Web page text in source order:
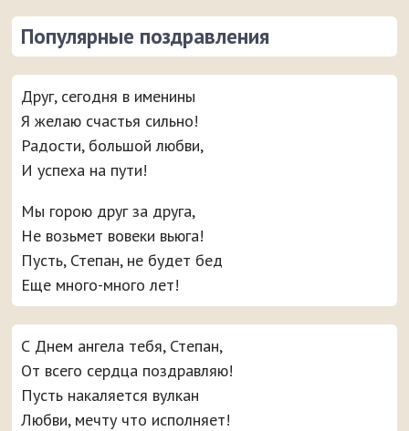
Популярные поздравления
Друг, сегодня в именины
Я желаю счастья сильно!
Радости, большой любви,
И успеха на пути!
Мы горою друг за друга,
Не возьмет вовеки вьюга!
Пусть, Степан, не будет бед
Еще много-много лет!
С Днем ангела тебя, Степан,
От всего сердца поздравляю!
Пусть накаляется вулкан
Любви, мечту что исполняет!